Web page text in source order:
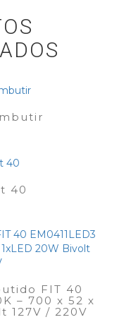
40
FIT 40
– 700 x 52 x
127V / 220V